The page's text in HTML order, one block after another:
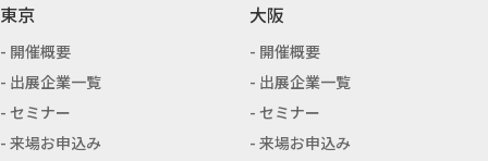
東京
開催概要
出展企業一覧
セミナー
来場お申込み
大阪
開催概要
出展企業一覧
セミナー
来場お申込み